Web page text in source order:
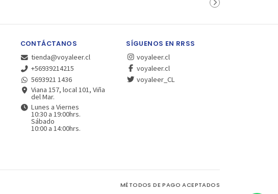
CONTÁCTANOS
tienda@voyaleer.cl
+56939214215
5693921 1436
Viana 157, local 101, Viña
del Mar.
Lunes a Viernes
10:30 a 19:00hrs.
Sábado
10:00 a 14:00hrs.
SÍGUENOS EN RRSS
voyaleer.cl
voyaleer.cl
voyaleer_CL
MÉTODOS DE PAGO ACEPTADOS